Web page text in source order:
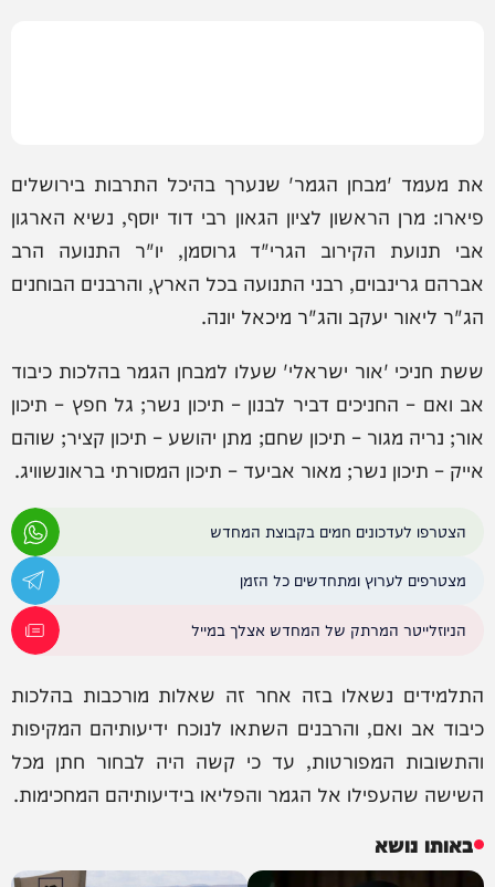
את מעמד 'מבחן הגמר' שנערך בהיכל התרבות בירושלים
פיארו: מרן הראשון לציון הגאון רבי דוד יוסף, נשיא הארגון
אבי תנועת הקירוב הגרי"ד גרוסמן, יו"ר התנועה הרב
אברהם גרינבוים, רבני התנועה בכל הארץ, והרבנים הבוחנים
הג"ר ליאור יעקב והג"ר מיכאל יונה.
ששת חניכי 'אור ישראלי' שעלו למבחן הגמר בהלכות כיבוד
אב ואם – החניכים דביר לבנון – תיכון נשר; גל חפץ – תיכון
אור; נריה מגור – תיכון שחם; מתן יהושע – תיכון קציר; שוהם
אייק – תיכון נשר; מאור אביעד – תיכון המסורתי בראונשוויג.
הצטרפו לעדכונים חמים בקבוצת המחדש
מצטרפים לערוץ ומתחדשים כל הזמן
הניוזלייטר המרתק של המחדש אצלך במייל
התלמידים נשאלו בזה אחר זה שאלות מורכבות בהלכות
כיבוד אב ואם, והרבנים השתאו לנוכח ידיעותיהם המקיפות
והתשובות המפורטות, עד כי קשה היה לבחור חתן מכל
השישה שהעפילו אל הגמר והפליאו בידיעותיהם המחכימות.
באותו נושא